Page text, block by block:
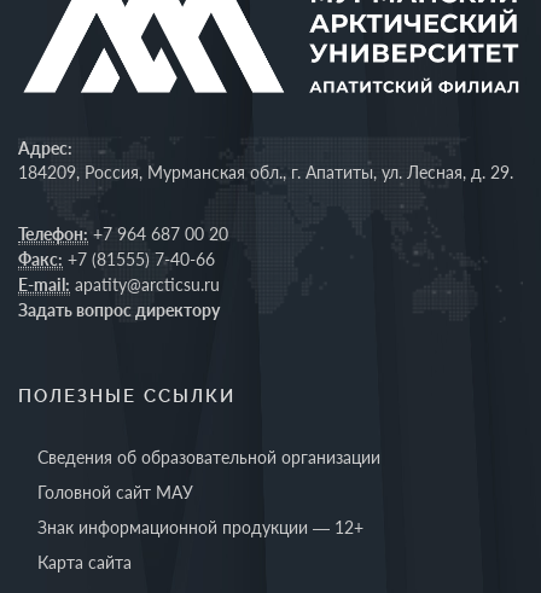
Адрес:
184209, Россия, Мурманская обл., г. Апатиты, ул. Лесная, д. 29.
Телефон: +7 964 687 00 20
Факс: +7 (81555) 7-40-66
E-mail: apatity@arcticsu.ru
Задать вопрос директору
ПОЛЕЗНЫЕ ССЫЛКИ
Сведения об образовательной организации
Головной сайт МАУ
Знак информационной продукции — 12+
Карта сайта